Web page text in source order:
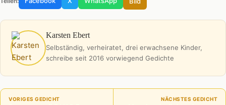
Karsten Ebert
Selbständig, verheiratet, drei erwachsene Kinder,
schreibe seit 2016 vorwiegend Gedichte
VORIGES GEDICHT NÄCHSTES GEDICHT